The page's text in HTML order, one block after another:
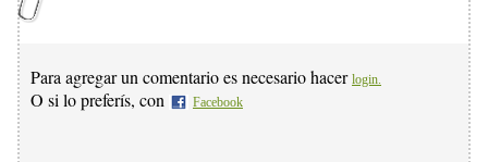
Para agregar un comentario es necesario hacer login.
O si lo preferís, con Facebook